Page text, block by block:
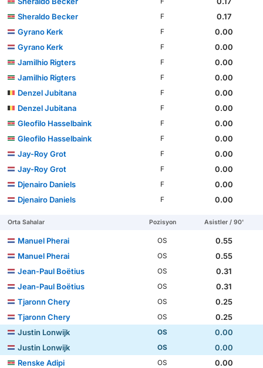
Sheraldo Becker
F
0.17
Gyrano Kerk
F
0.00
Gyrano Kerk
F
0.00
Jamilhio Rigters
F
0.00
Jamilhio Rigters
F
0.00
Denzel Jubitana
F
0.00
Denzel Jubitana
F
0.00
Gleofilo Hasselbaink
F
0.00
Gleofilo Hasselbaink
F
0.00
Jay-Roy Grot
F
0.00
Jay-Roy Grot
F
0.00
Djenairo Daniels
F
0.00
Djenairo Daniels
F 0.00
Orta Sahalar Pozisyon Asistler / 90'
Manuel Pherai OS
0.55
Manuel Pherai
OS
0.55
Jean-Paul Boëtius
OS
0.31
Jean-Paul Boëtius
OS
0.31
Tjaronn Chery
OS
0.25
Tjaronn Chery
OS
0.25
Justin Lonwijk
OS
0.00
Justin Lonwijk
OS
0.00
Renske Adipi
OS
0.00